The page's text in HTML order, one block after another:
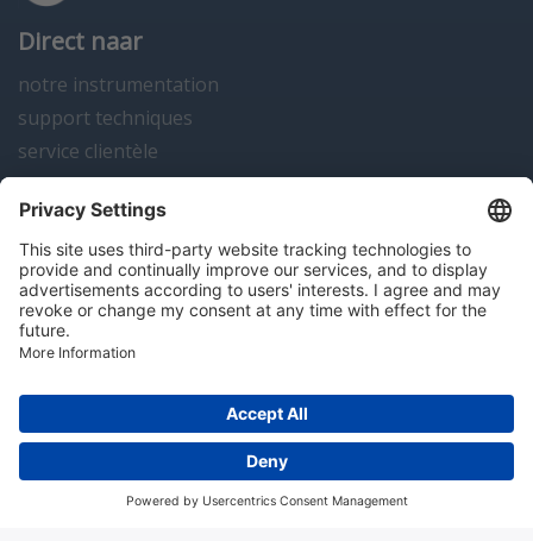
Direct naar
notre instrumentation
support techniques
service clientèle
actualités
contact
Algemene voorwaarden Disclaimer
Colofon
Copyright; 2026 Hitma B.V.. Tous droits réservés.